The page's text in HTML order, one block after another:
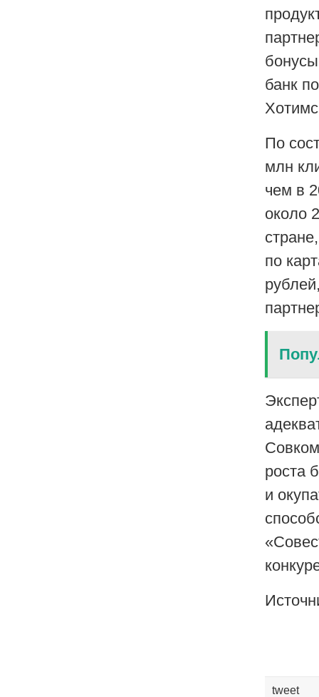
банк
По
млн
чем в
около
по
роста
и
tweet